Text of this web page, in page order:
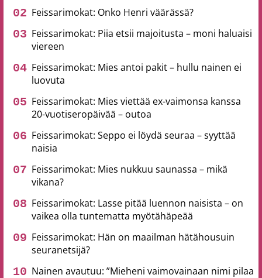
Feissarimokat: Onko Henri väärässä?
Feissarimokat: Piia etsii majoitusta – moni haluaisi
viereen
Feissarimokat: Mies antoi pakit – hullu nainen ei
luovuta
Feissarimokat: Mies viettää ex-vaimonsa kanssa
20-vuotiseropäivää – outoa
Feissarimokat: Seppo ei löydä seuraa – syyttää
naisia
Feissarimokat: Mies nukkuu saunassa – mikä
vikana?
Feissarimokat: Lasse pitää luennon naisista – on
vaikea olla tuntematta myötähäpeää
Feissarimokat: Hän on maailman hätähousuin
seuranetsijä?
Nainen avautuu: ”Mieheni vaimovainaan nimi pilaa